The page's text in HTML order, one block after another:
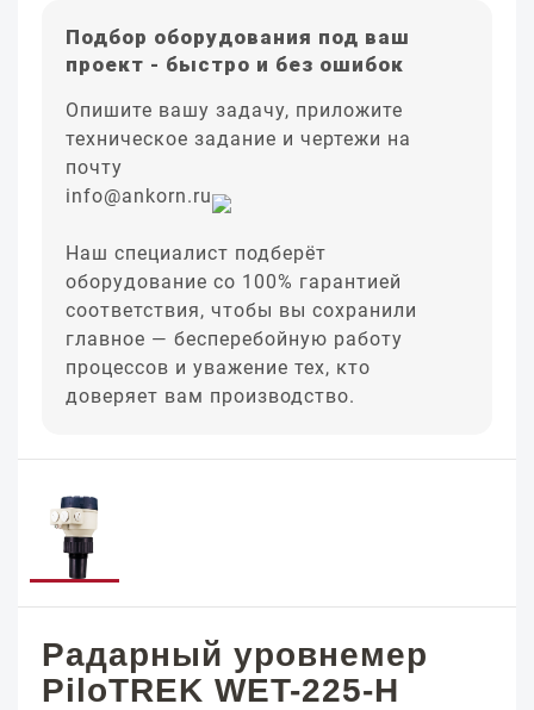
Подбор оборудования под ваш
проект - быстро и без ошибок
Опишите вашу задачу, приложите
техническое задание и чертежи на
почту
info@ankorn.ru
Наш специалист подберёт
оборудование со 100% гарантией
соответствия, чтобы вы сохранили
главное — бесперебойную работу
процессов и уважение тех, кто
доверяет вам производство.
Радарный уровнемер
PiloTREK WET-225-H